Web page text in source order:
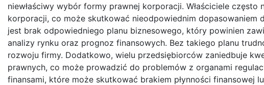
niewłaściwy wybór formy prawnej korporacji. Właściciele
korporacji, co może skutkować nieodpowiednim dopasowaniem
jest brak odpowiedniego planu biznesowego, który powinien
analizy rynku oraz prognoz finansowych. Bez takiego planu
rozwoju firmy. Dodatkowo, wielu przedsiębiorców zaniedbuje
prawnych, co może prowadzić do problemów z organami
finansami, które może skutkować brakiem płynności finansowej